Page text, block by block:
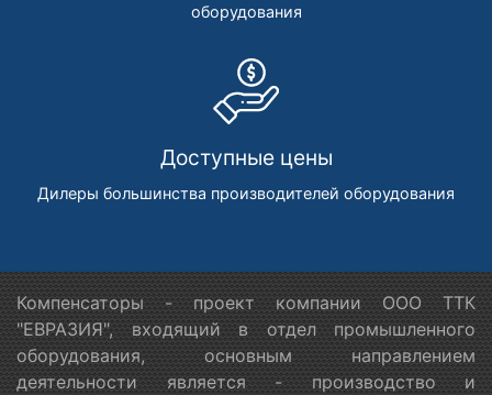
оборудования
Доступные цены
Дилеры большинства производителей оборудования
Компенсаторы - проект компании ООО ТТК
"ЕВРАЗИЯ", входящий в отдел промышленного
оборудования, основным направлением
деятельности является - производство и